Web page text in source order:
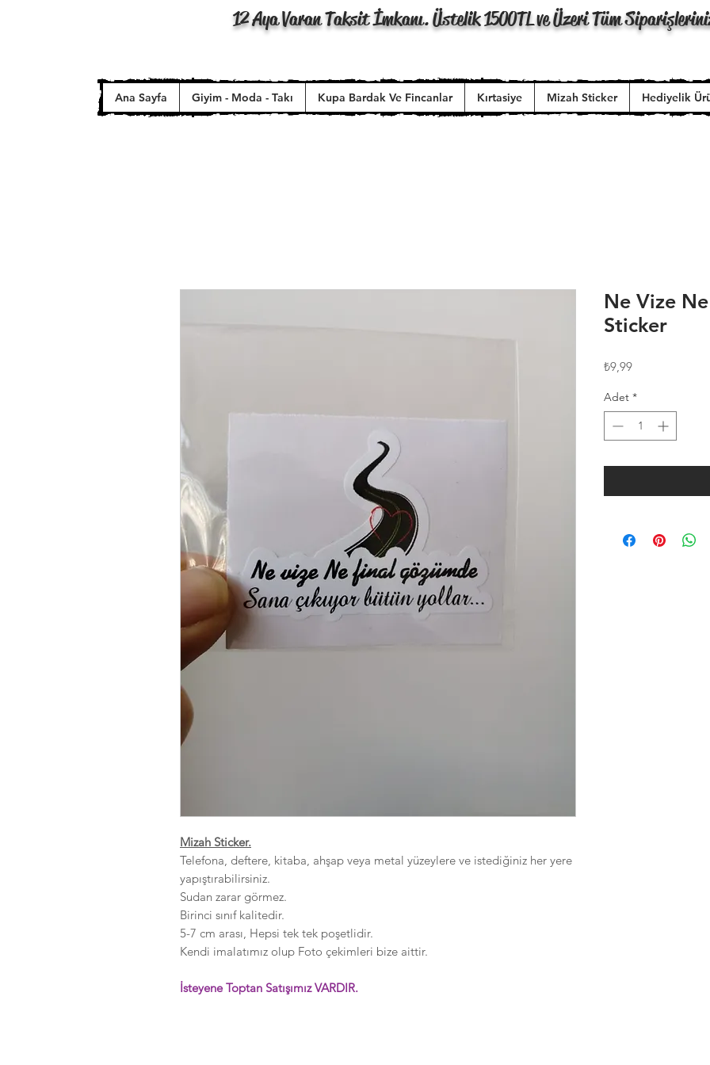
12 Aya Varan Taksit İmkanı. Üstelik 1500TL ve Üzeri Tüm
Ana Sayfa Giyim - Moda - Takı Kupa Bardak Ve Fincanlar Kırtasiye Mizah Sticker Hediyelik
Mizah Sticker.
Telefona, deftere, kitaba, ahşap veya metal yüzeylere ve istediğiniz her yere
yapıştırabilirsiniz.
Sudan zarar görmez.
Birinci sınıf kalitedir.
5-7 cm arası, Hepsi tek tek poşetlidir.
Kendi imalatımız olup Foto çekimleri bize aittir.
İsteyene Toptan Satışımız VARDIR.
Ne Vize
Sticker
₺9,99Fiyat
Adet *